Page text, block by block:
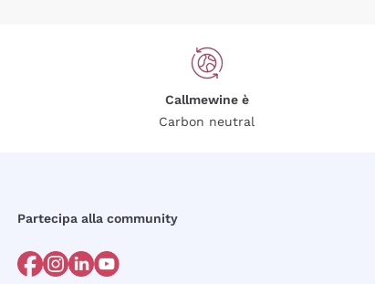
Callmewine è
Carbon neutral
Partecipa alla community